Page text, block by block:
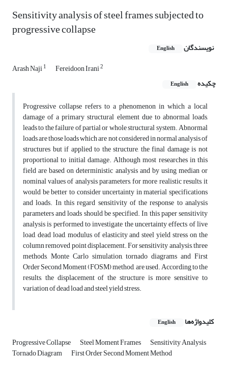
Sensitivity analysis of steel frames subjected to
progressive collapse
نویسندگان English
Arash Naji1 Fereidoon Irani2
چکیده English
Progressive collapse refers to a phenomenon in which a local
damage of a primary structural element due to abnormal loads,
leads to the failure of partial or whole structural system. Abnormal
loads are those loads which are not considered in normal analysis of
structures but if applied to the structure, the final damage is not
proportional to initial damage. Although most researches in this
field are based on deterministic analysis and by using median or
nominal values of analysis parameters, for more realistic results, it
would be better to consider uncertainty in material specifications
and loads. In this regard sensitivity of the response to analysis
parameters and loads should be specified. In this paper sensitivity
analysis is performed to investigate the uncertainty effects of live
load, dead load, modulus of elasticity and steel yield stress on the
column removed point displacement. For sensitivity analysis, three
methods, Monte Carlo simulation, tornado diagrams and First
Order Second Moment (FOSM) method, are used. According to the
results, the displacement of the structure is more sensitive to
variation of dead load and steel yield stress.
کلیدواژه‌ها English
Progressive Collapse Steel Moment Frames Sensitivity Analysis
Tornado Diagram First Order Second Moment Method